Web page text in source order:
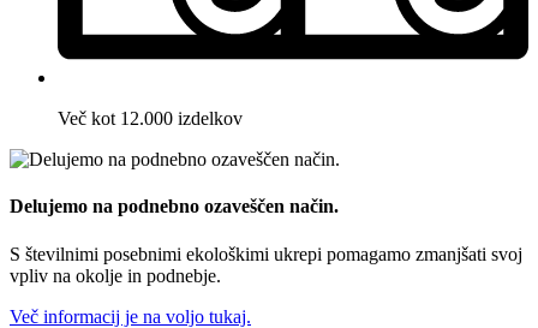
Več kot 12.000 izdelkov
Delujemo na podnebno ozaveščen način.
S številnimi posebnimi ekološkimi ukrepi pomagamo zmanjšati svoj
vpliv na okolje in podnebje.
Več informacij je na voljo tukaj.